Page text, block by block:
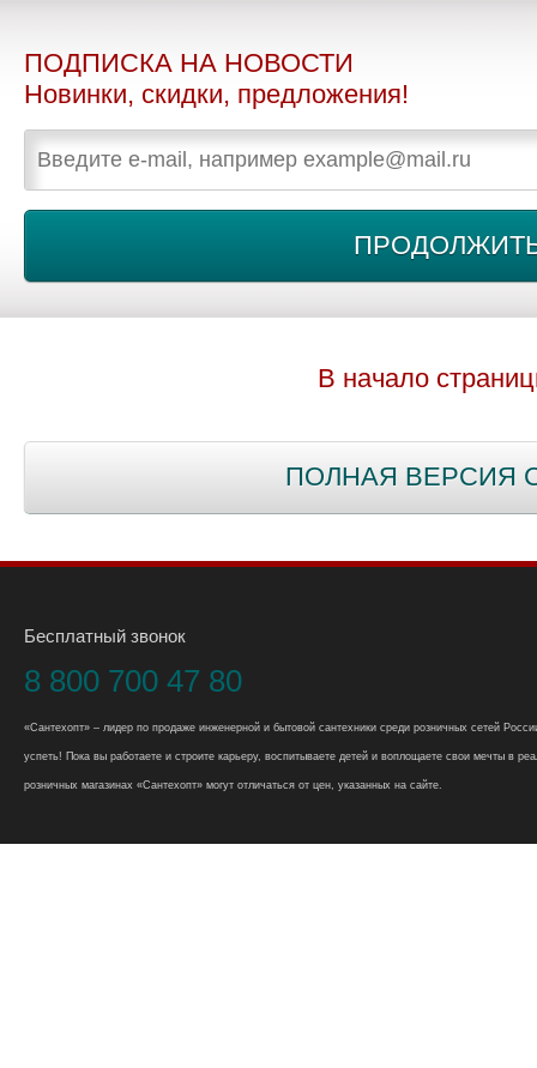
ПОДПИСКА НА НОВОСТИ
Новинки, скидки, предложения!
В начало
ПОЛНАЯ ВЕРСИЯ
Бесплатный звонок
8 800 700 47 80
«Сантехопт» – лидер по продаже инженерной и бытовой сантехники среди розничных сетей
успеть! Пока вы работаете и строите карьеру, воспитываете детей и воплощаете свои мечты в
розничных магазинах «Сантехопт» могут отличаться от цен, указанных на сайте.